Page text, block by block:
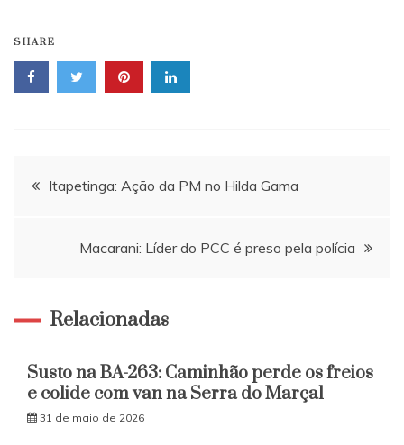
SHARE
Navegação
Itapetinga: Ação da PM no Hilda Gama
Macarani: Líder do PCC é preso pela polícia
Relacionadas
Susto na BA-263: Caminhão perde os freios
e colide com van na Serra do Marçal
31 de maio de 2026